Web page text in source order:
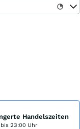
Handelszeiten
23:00 Uhr